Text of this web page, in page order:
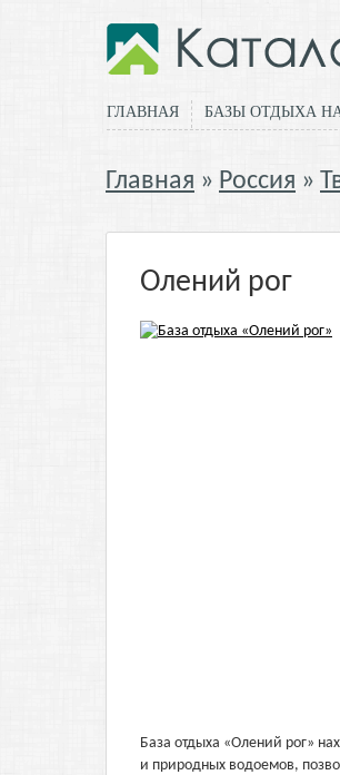
ГЛАВНАЯ БАЗЫ ОТДЫХА
Главная Россия
Олений рог
База отдыха «Олений рог»
и природных водоемов,